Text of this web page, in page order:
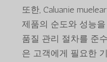
또한, Caluanie
제품의 순도와 성능
품질 관리 절차를 준
은 고객에게 필요한